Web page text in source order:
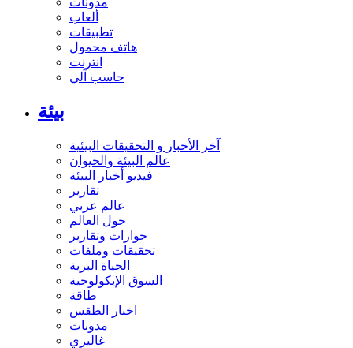
ألعاب
تطبيقات
هاتف محمول
انترنت
حاسب آلي
بيئة
آخر الأخبار و التحقيقات البيئية
عالم البيئة والحيوان
فيديو أخبار البيئة
تقارير
عالم عربي
حول العالم
حوارات وتقارير
تحقيقات وملفات
الحياة البرية
السوق الإيكولوجية
طاقة
اخبار الطقس
مدونات
غاليري